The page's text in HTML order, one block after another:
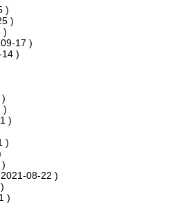
)
)
)
17 )
)
)
)
)
08-22 )
)